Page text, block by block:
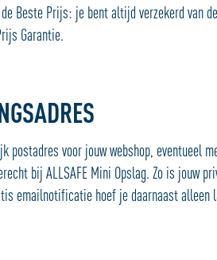
Beste Prijs: je bent altijd verzekerd van
Garantie.
postadres voor jouw webshop, eventueel
bij ALLSAFE Mini Opslag. Zo is jouw
emailnotificatie hoef je daarnaast alleen